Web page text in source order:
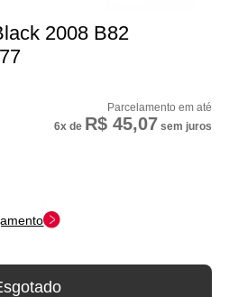
2008 B82
6x de R$ 45,07 sem juros